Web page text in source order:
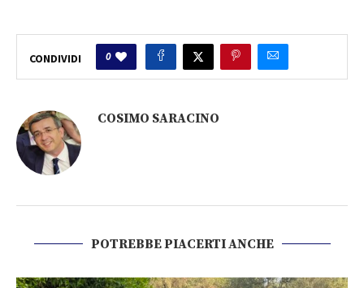
CONDIVIDI 0
COSIMO SARACINO
POTREBBE PIACERTI ANCHE